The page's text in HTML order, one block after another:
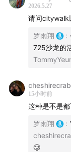
时间轴
2026.5.27
请问citywalk
罗雨翔 :
725沙龙的
cheshirecrab
15小时前
这种是不是
罗雨翔 :
🥲